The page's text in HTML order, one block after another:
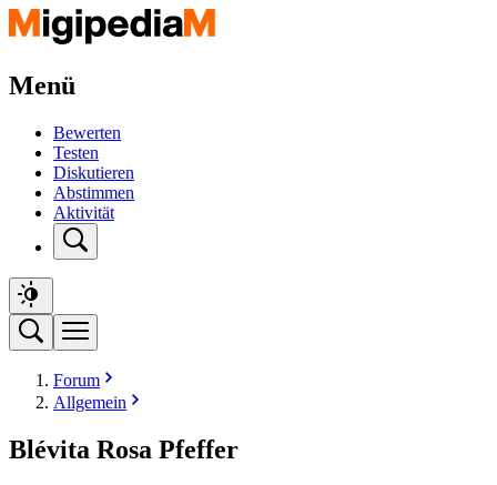
Menü
Bewerten
Testen
Diskutieren
Abstimmen
Aktivität
Forum
Allgemein
Blévita Rosa Pfeffer